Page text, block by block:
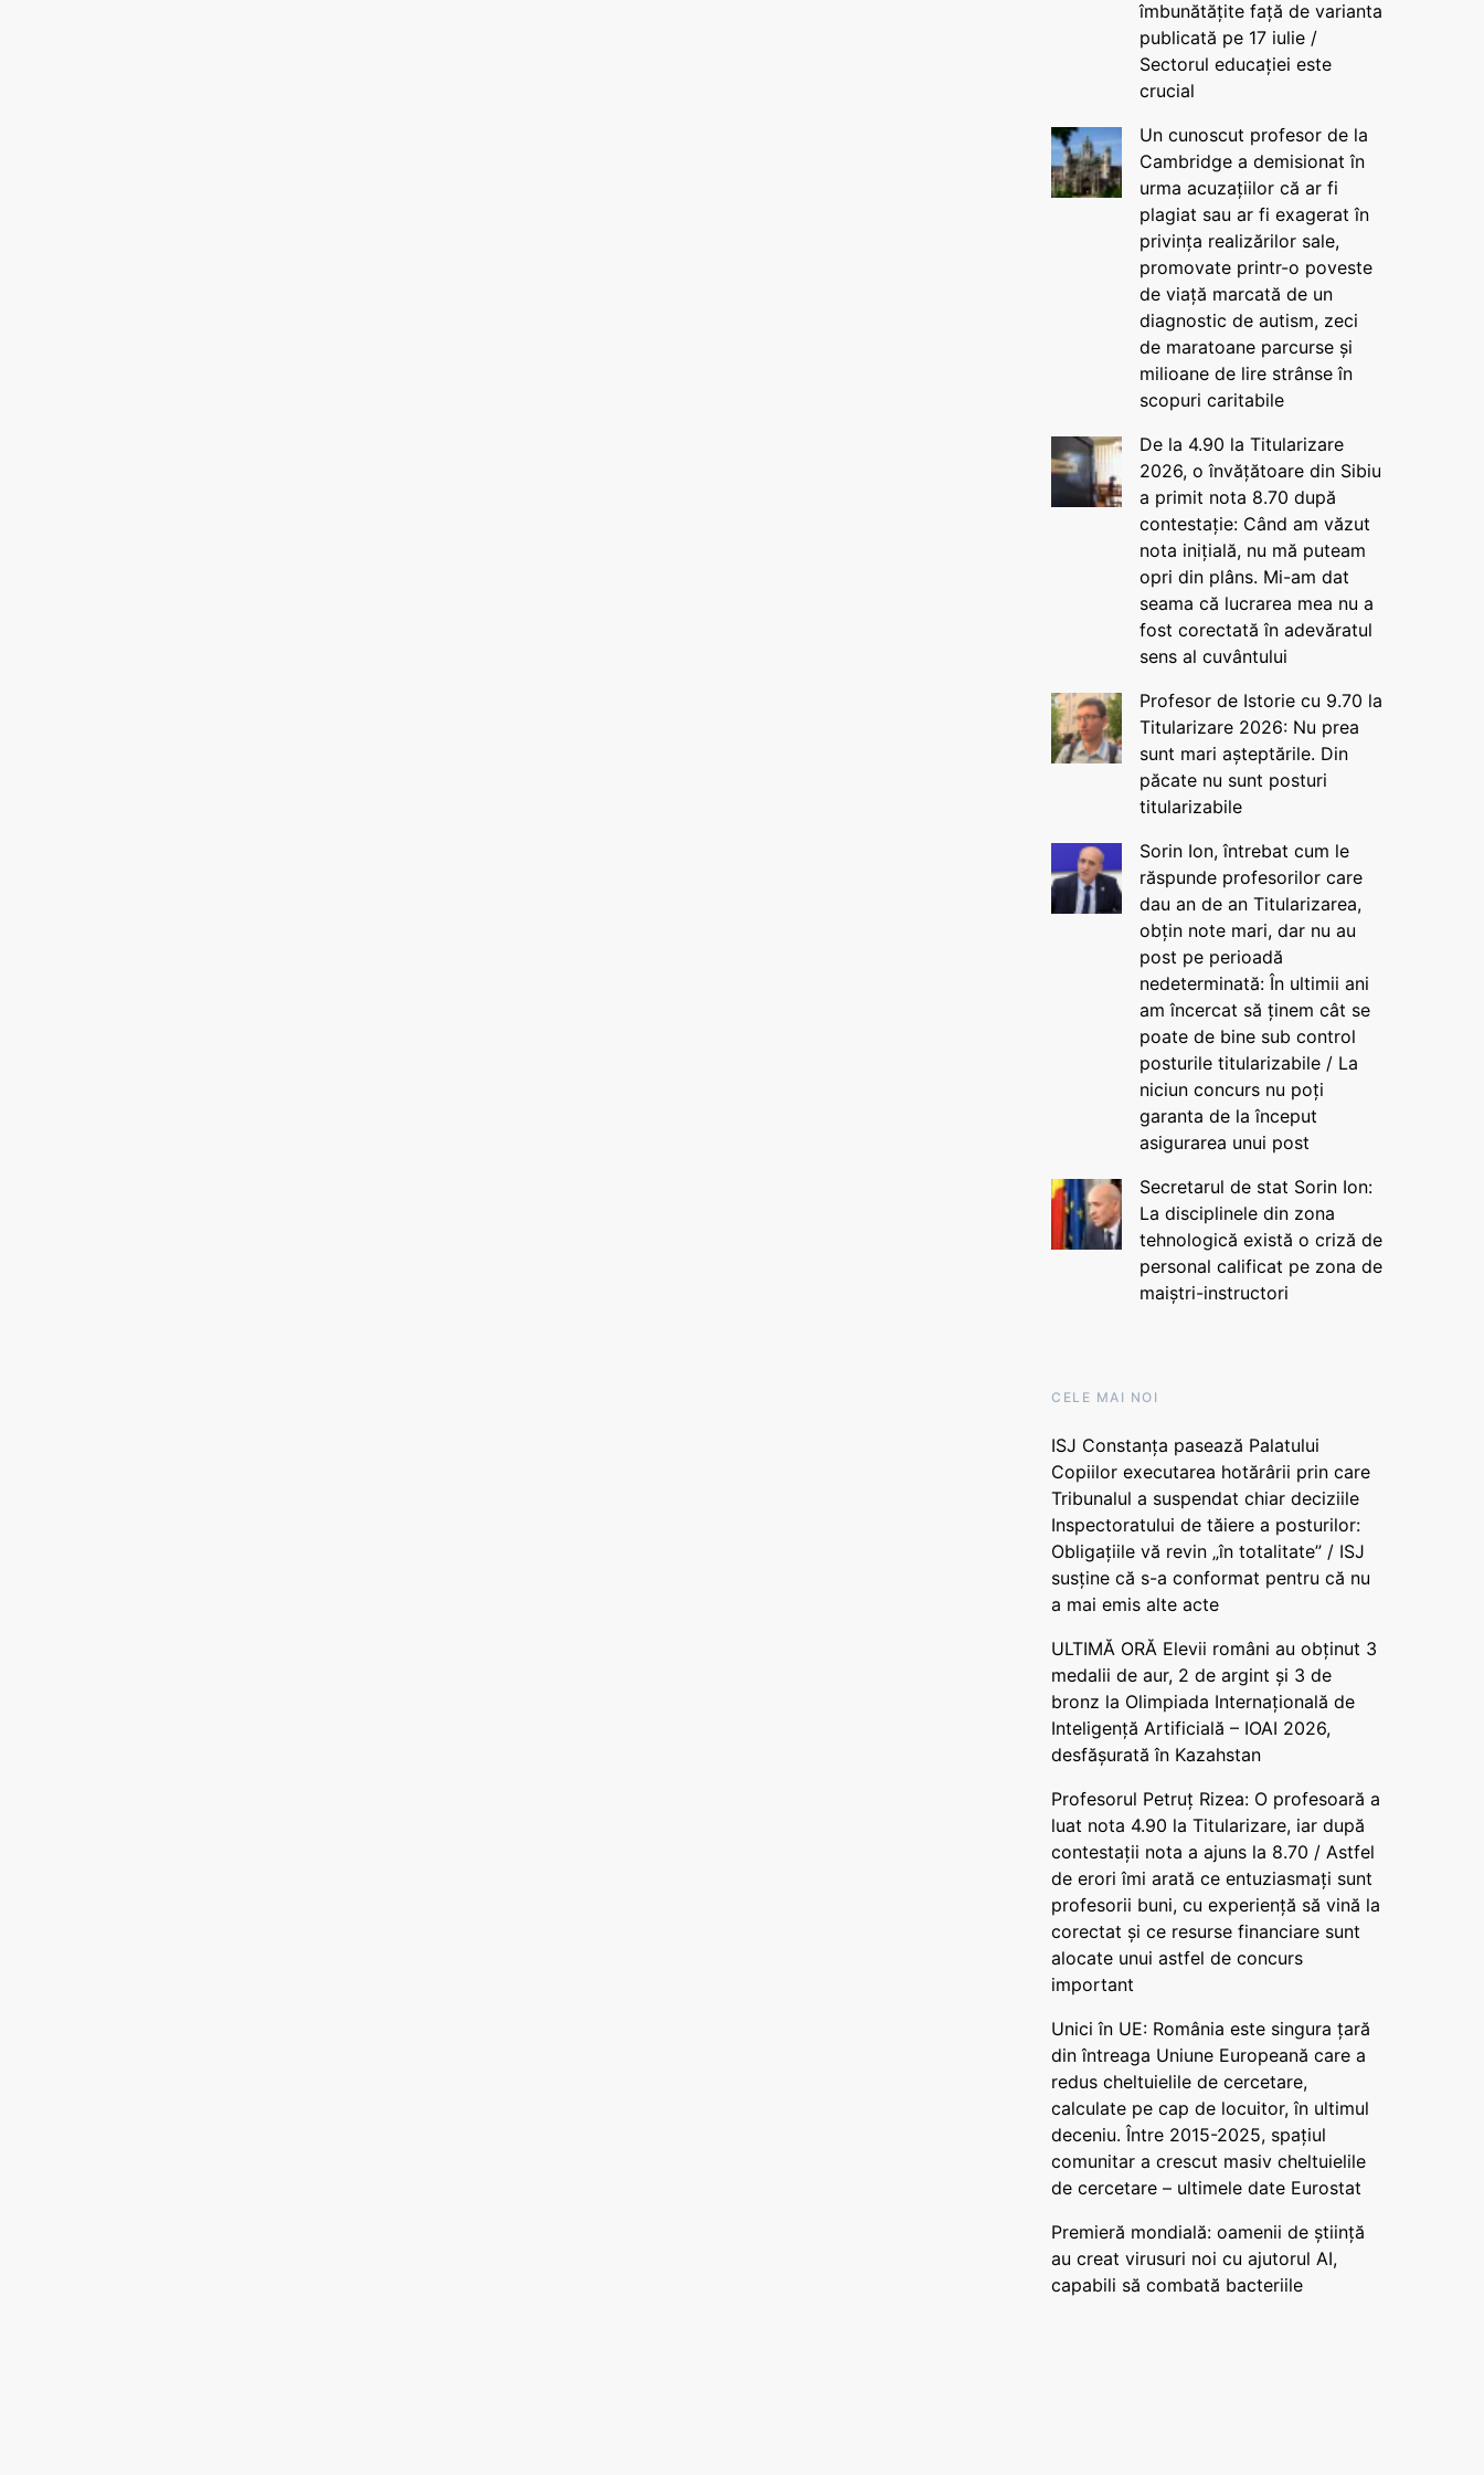
îmbunătățite față de varianta
publicată pe 17 iulie /
Sectorul educației este
crucial
Un cunoscut profesor de la
Cambridge a demisionat în
urma acuzațiilor că ar fi
plagiat sau ar fi exagerat în
privința realizărilor sale,
promovate printr-o poveste
de viață marcată de un
diagnostic de autism, zeci
de maratoane parcurse și
milioane de lire strânse în
scopuri caritabile
De la 4.90 la Titularizare
2026, o învățătoare din Sibiu
a primit nota 8.70 după
contestație: Când am văzut
nota inițială, nu mă puteam
opri din plâns. Mi-am dat
seama că lucrarea mea nu a
fost corectată în adevăratul
sens al cuvântului
Profesor de Istorie cu 9.70 la
Titularizare 2026: Nu prea
sunt mari așteptările. Din
păcate nu sunt posturi
titularizabile
Sorin Ion, întrebat cum le
răspunde profesorilor care
dau an de an Titularizarea,
obțin note mari, dar nu au
post pe perioadă
nedeterminată: În ultimii ani
am încercat să ținem cât se
poate de bine sub control
posturile titularizabile / La
niciun concurs nu poți
garanta de la început
asigurarea unui post
Secretarul de stat Sorin Ion:
La disciplinele din zona
tehnologică există o criză de
personal calificat pe zona de
maiștri-instructori
CELE MAI NOI
ISJ Constanța pasează Palatului
Copiilor executarea hotărârii prin care
Tribunalul a suspendat chiar deciziile
Inspectoratului de tăiere a posturilor:
Obligațiile vă revin „în totalitate” / ISJ
susține că s-a conformat pentru că nu
a mai emis alte acte
ULTIMĂ ORĂ Elevii români au obținut 3
medalii de aur, 2 de argint și 3 de
bronz la Olimpiada Internațională de
Inteligență Artificială – IOAI 2026,
desfășurată în Kazahstan
Profesorul Petruț Rizea: O profesoară a
luat nota 4.90 la Titularizare, iar după
contestații nota a ajuns la 8.70 / Astfel
de erori îmi arată ce entuziasmați sunt
profesorii buni, cu experiență să vină la
corectat și ce resurse financiare sunt
alocate unui astfel de concurs
important
Unici în UE: România este singura țară
din întreaga Uniune Europeană care a
redus cheltuielile de cercetare,
calculate pe cap de locuitor, în ultimul
deceniu. Între 2015-2025, spațiul
comunitar a crescut masiv cheltuielile
de cercetare – ultimele date Eurostat
Premieră mondială: oamenii de știință
au creat virusuri noi cu ajutorul AI,
capabili să combată bacteriile